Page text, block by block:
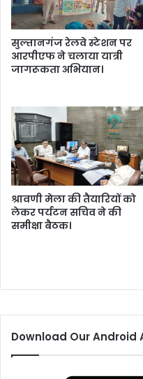
प
न्न
।
स्ता
सा
,
मु
त्री
ने
बां
का
में
की
घो
ष
णा
सुल्तानगंज रेलवे स्टेशन पर
आरपीएफ ने चलाया यात्री
जागरूकता अभियान।
श्रावणी मेला की तैयारियों को
लेकर पर्यटन सचिव ने की
समीक्षा बैठक।
Download Our Android